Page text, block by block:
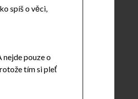
spíš o věci,
nejde pouze o
tím si pleť